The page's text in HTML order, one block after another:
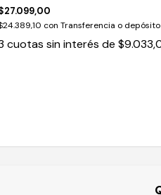
con Transferencia o depósito
cuotas sin interés de